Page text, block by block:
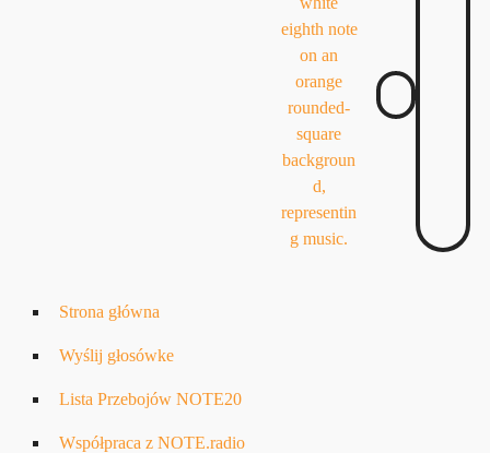
Strona główna
Wyślij głosówke
Lista Przebojów NOTE20
Współpraca z NOTE.radio